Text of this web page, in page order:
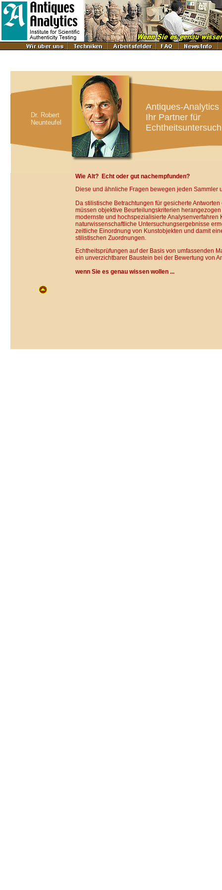
Dr. Robert
Neunteufel
Antiques-Analytics
Ihr Partner für
Wie Alt? Echt oder gut nachempfunden?
Diese und ähnliche Fragen bewegen jeden Sammler
Da stilistische Betrachtungen für gesicherte
müssen objektive Beurteilungskriterien
modernste und hochspezialisierte Analysenverfahren
naturwissenschaftliche Untersuchungsergebnisse
zeitliche Einordnung von Kunstobjekten und damit
stilistischen Zuordnungen.
Echtheitsprüfungen auf der Basis von umfassenden
ein unverzichtbarer Baustein bei der Bewertung von
wenn Sie es genau wissen wollen ...